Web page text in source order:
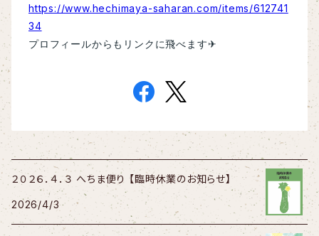
https://www.hechimaya-saharan.com/items/612741
34
プロフィールからもリンクに飛べます✈
２０２６．４．３ へちま便り 【臨時休業のお知らせ】
2026/4/3